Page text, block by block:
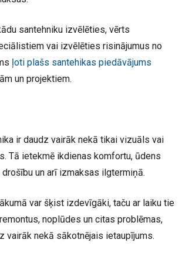
santehniku izvēlēties, vērts
vai izvēlēties risinājumus no
ļoti plašs santehikas piedāvājums
un projektiem.
ir daudz vairāk nekā tikai vizuāls vai
Tā ietekmē ikdienas komfortu, ūdens
un arī izmaksas ilgtermiņā.
var šķist izdevīgāki, taču ar laiku tie
noplūdes un citas problēmas,
vairāk nekā sākotnējais ietaupījums.